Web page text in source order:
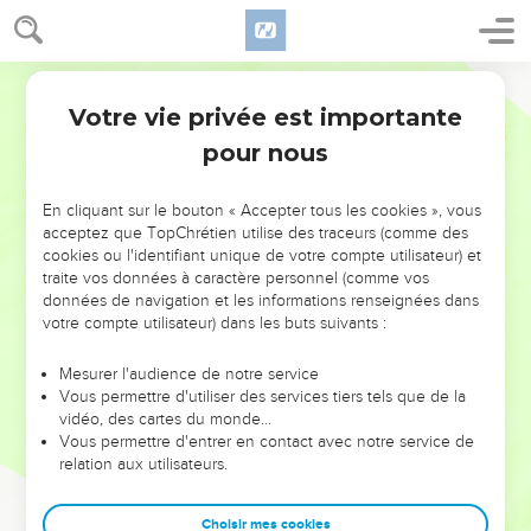
NE MANQUEZ PAS L’ÉVÉNEMENT
DE L’ANNÉE !
ET SI LEURS ERREURS POUVAIENT VOUS ÉVITER LES
VOTRES ?
leur foi ou leur vision. Mais on voit moins les doutes, les erreurs
et les saisons difficiles qu'ils ont traversés, alors même que ce
sont elles qui les ont façonnés.
Dans cette conférence, leaders, entrepreneurs, et responsables
clés pour avancer avec plus de sagesse afin que leurs erreurs
Votre vie privée est importante
pour nous
En cliquant sur le bouton « Accepter tous les cookies », vous
acceptez que TopChrétien utilise des traceurs (comme des
cookies ou l'identifiant unique de votre compte utilisateur) et
traite vos données à caractère personnel (comme vos
données de navigation et les informations renseignées dans
votre compte utilisateur) dans les buts suivants :
Mesurer l'audience de notre service
Vous permettre d'utiliser des services tiers tels que de la
vidéo, des cartes du monde…
Vous permettre d'entrer en contact avec notre service de
relation aux utilisateurs.
Choisir mes cookies